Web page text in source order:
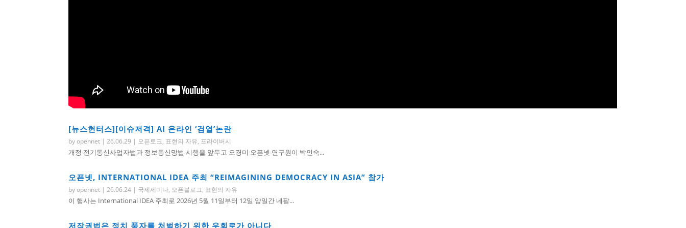
[뉴스헌터스][이슈저격] AI 온라인 ‘검열’논란
byopennet |26.06.29 | 오픈토크, 표현의 자유, 프라이버시
개정 전기통신사업자법과 정보통신망법 시행을 앞두고 오경미 오픈넷 연구원이 박인숙...
오픈넷, INTERNATIONAL IDEA 주최 “REIMAGINING DEMOCRACY IN ASIA” 참가
byopennet |26.06.24 | 국제세미나, 오픈블로그, 표현의 자유
이 행사는 International IDEA 주최로 2026년 5월 11일부터 12일 양일간 네팔...
저작권법은 정치 풍자를 처벌하기 위한 우회로가 아니다